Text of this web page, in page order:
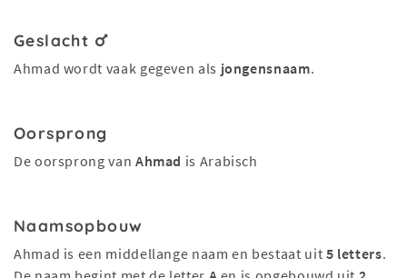
Geslacht
Ahmad wordt vaak gegeven als jongensnaam.
Oorsprong
De oorsprong van Ahmad is Arabisch
Naamsopbouw
Ahmad is een middellange naam en bestaat uit 5 letters.